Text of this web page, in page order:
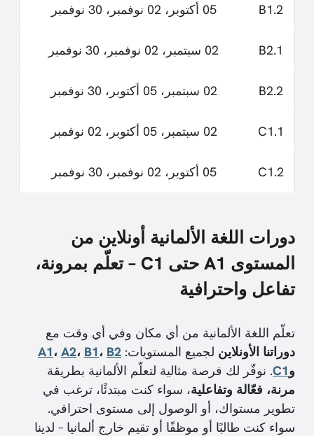
B1.2 05 أكتوبر، 02 نوفمبر، 30 نوفمبر
B2.1 02 سبتمبر، 02 نوفمبر، 30 نوفمبر
B2.2 02 سبتمبر، 05 أكتوبر، 30 نوفمبر
C1.1 02 سبتمبر، 05 أكتوبر، 02 نوفمبر
C1.2 05 أكتوبر، 02 نوفمبر، 30 نوفمبر
دورات اللغة الألمانية أونلاين من
المستوى A1 حتى C1 – تعلّم بمرونة،
تفاعل واحترافية
تعلّم اللغة الألمانية من أي مكان وفي أي وقت مع
دوراتنا الأونلاين لجميع المستويات: A1، A2، B1، B2
وC1. نوفّر لك فرصة مثالية لتعلّم الألمانية بطريقة
مرنة، فعّالة وتفاعلية، سواء كنت مبتدئًا، ترغب في
تطوير مستواك، أو الوصول إلى مستوى احترافي.
سواء كنت طالبًا أو موظفًا أو تقيم خارج ألمانيا – لدينا